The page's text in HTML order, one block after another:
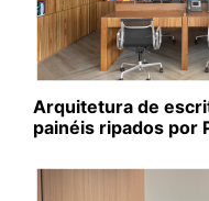
Arquitetura de
painéis ripados por